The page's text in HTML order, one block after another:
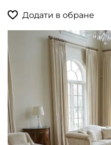
Додати в обране